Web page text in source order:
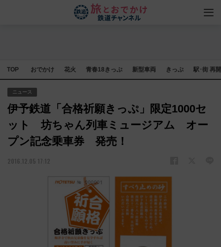
TOP おでかけ 花火 青春18きっぷ 新型車両 きっぷ 駅･街 再
ニュース
伊予鉄道「合格祈願きっぷ」限定1000セ
ット 坊ちゃん列車ミュージアム オー
プン記念乗車券 発売！
2016.12.05 17:12